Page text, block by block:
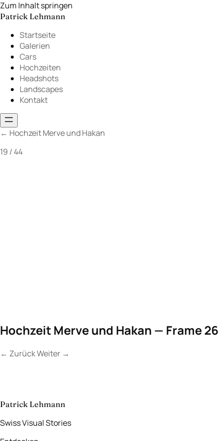
Zum Inhalt springen
Patrick Lehmann
Startseite
Galerien
Cars
Hochzeiten
Headshots
Landscapes
Kontakt
← Hochzeit Merve und Hakan
19 / 44
Hochzeit Merve und Hakan — Frame 26
← ZurückWeiter →
aufnehmen→
Patrick Lehmann
Swiss Visual Stories